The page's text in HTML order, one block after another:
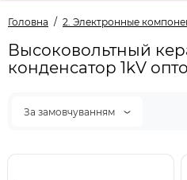
Головна 2. Электронные
Высоковольтный
конденсатор 1kV
За замовчуванням